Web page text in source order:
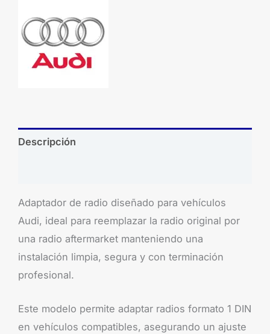
Descripción
Adaptador de radio diseñado para vehículos
Audi, ideal para reemplazar la radio original por
una radio aftermarket manteniendo una
instalación limpia, segura y con terminación
profesional.
Este modelo permite adaptar radios formato 1 DIN
en vehículos compatibles, asegurando un ajuste